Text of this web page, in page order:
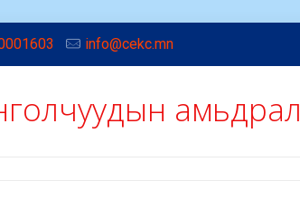
info@cekc.mn
амьдрал